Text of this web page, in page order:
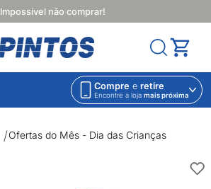
Impossível não comprar!
Compre e retire
Encontre a loja mais próxima
Ofertas do Mês - Dia das Crianças